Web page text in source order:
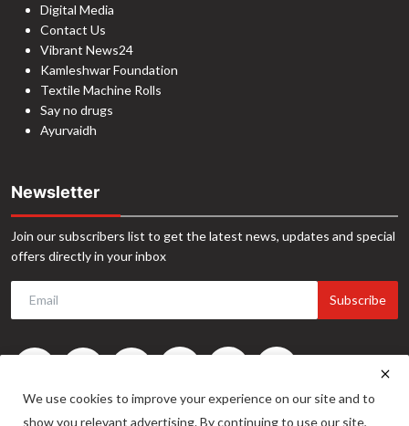
Digital Media
Contact Us
Vibrant News24
Kamleshwar Foundation
Textile Machine Rolls
Say no drugs
Ayurvaidh
Newsletter
Join our subscribers list to get the latest news, updates and special
offers directly in your inbox
Subscribe
We use cookies to improve your experience on our site and to
show you relevant advertising. By continuing to use our site,